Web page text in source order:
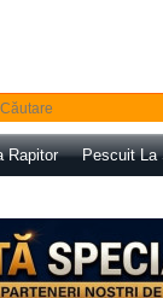
Rapitor Pescuit La